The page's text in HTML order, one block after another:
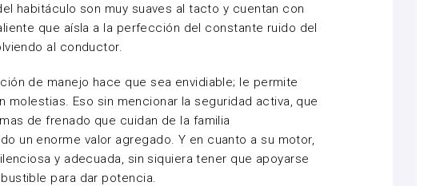
habitáculo son muy suaves al tacto y cuentan con
que aísla a la perfección del constante ruido del
al conductor.
de manejo hace que sea envidiable; le permite
molestias. Eso sin mencionar la seguridad activa, que
de frenado que cuidan de la familia
un enorme valor agregado. Y en cuanto a su motor,
y adecuada, sin siquiera tener que apoyarse
para dar potencia.